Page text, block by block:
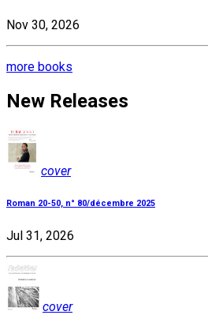
Nov 30, 2026
more books
New Releases
cover
Roman 20-50, n° 80/décembre 2025
Jul 31, 2026
cover